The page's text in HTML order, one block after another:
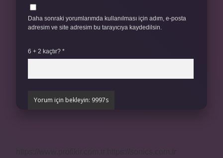
Daha sonraki yorumlarımda kullanılması için adım, e-posta
adresim ve site adresim bu tarayıcıya kaydedilsin.
6 + 2 kaçtır? *